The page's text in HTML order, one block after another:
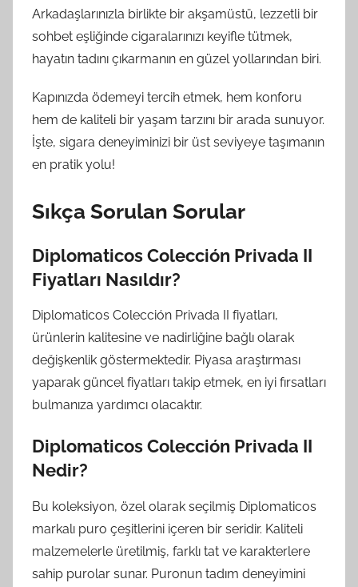
Arkadaşlarınızla birlikte bir akşamüstü, lezzetli bir
sohbet eşliğinde cigaralarınızı keyifle tütmek,
hayatın tadını çıkarmanın en güzel yollarından biri.
Kapınızda ödemeyi tercih etmek, hem konforu
hem de kaliteli bir yaşam tarzını bir arada sunuyor.
İşte, sigara deneyiminizi bir üst seviyeye taşımanın
en pratik yolu!
Sıkça Sorulan Sorular
Diplomaticos Colección Privada II
Fiyatları Nasıldır?
Diplomaticos Colección Privada II fiyatları,
ürünlerin kalitesine ve nadirliğine bağlı olarak
değişkenlik göstermektedir. Piyasa araştırması
yaparak güncel fiyatları takip etmek, en iyi fırsatları
bulmanıza yardımcı olacaktır.
Diplomaticos Colección Privada II
Nedir?
Bu koleksiyon, özel olarak seçilmiş Diplomaticos
markalı puro çeşitlerini içeren bir seridir. Kaliteli
malzemelerle üretilmiş, farklı tat ve karakterlere
sahip purolar sunar. Puronun tadım deneyimini